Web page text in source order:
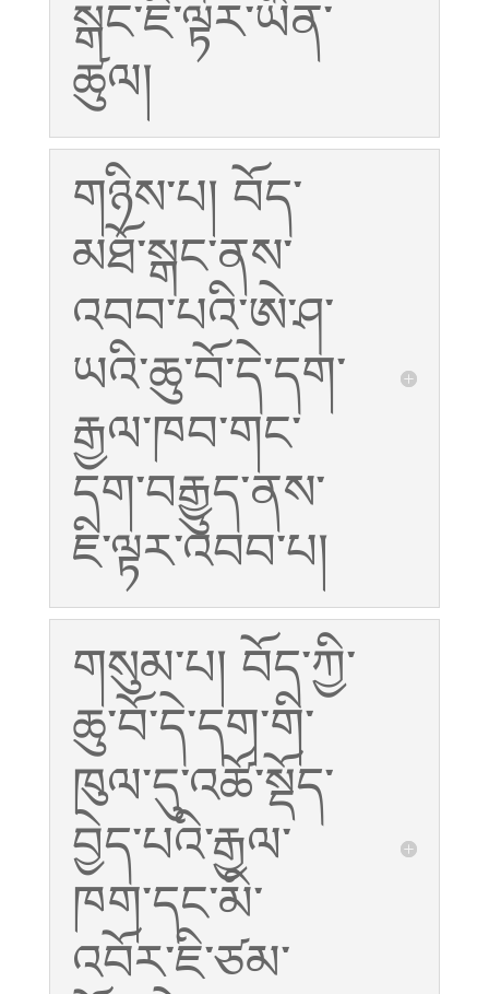
སྒང་ཇི་ལྟར་ཡིན་
ཚུལ།
གཉིས་པ། བོད་
མཐོ་སྒང་ནས་
འབབ་པའི་ཨེ་ཤ་
ཡའི་ཆུ་བོ་དེ་དག་
རྒྱལ་ཁབ་གང་
དག་བརྒྱུད་ནས་
ཇི་ལྟར་འབབ་པ།
གསུམ་པ། བོད་ཀྱི་
ཆུ་བོ་དེ་དག་གི་
ཁུལ་དུ་འཚོ་སྡོད་
བྱེད་པའི་རྒྱལ་
ཁག་དང་མི་
འབོར་ཇི་ཙམ་